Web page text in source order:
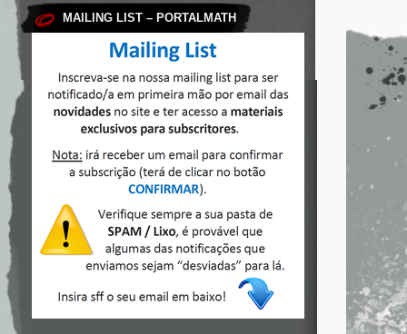
MAILING LIST – PORTALMATH